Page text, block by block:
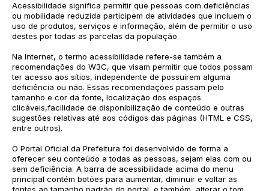
Acessibilidade significa permitir que pessoas com deficiências
ou mobilidade reduzida participem de atividades que incluem o
uso de produtos, serviços e informação, além de permitir o uso
destes por todas as parcelas da população.
Na Internet, o termo acessibilidade refere-se também a
recomendações do W3C, que visam permitir que todos possam
ter acesso aos sítios, independente de possuírem alguma
deficiência ou não. Essas recomendações passam pelo
tamanho e cor da fonte, localização dos espaços
clicáveis,facilidade de disponibilização de conteúdo e outras
sugestões relativas até aos códigos das páginas (HTML e CSS,
entre outros).
O Portal Oficial da Prefeitura foi desenvolvido de forma a
oferecer seu conteúdo a todas as pessoas, sejam elas com ou
sem deficiência. A barra de acessibilidade acima do menu
principal contém botões para aumentar, diminuir e voltar as